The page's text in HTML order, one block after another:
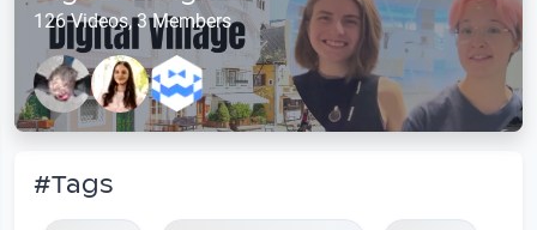
126 Videos, 3 Members
#Tags